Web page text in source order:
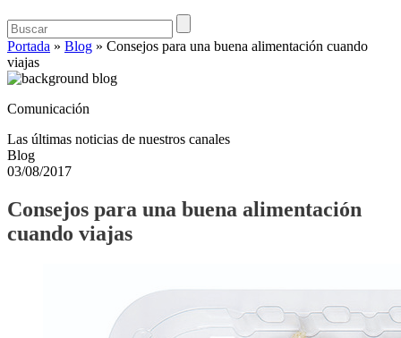
Portada » Blog » Consejos para una buena alimentación cuando
viajas
Comunicación
Las últimas noticias de nuestros canales
Blog
03/08/2017
Consejos para una buena alimentación
cuando viajas